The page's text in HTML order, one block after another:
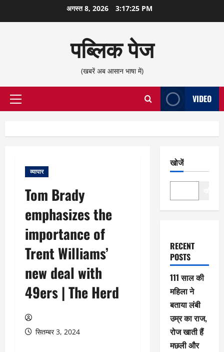
सामग्री
अगस्त 8, 2026 3:17:25 PM
पब्लिक पेज
(खबरें अब आसान भाषा में)
प्राथमिक
VIDEO
व्यापार
Tom Brady
emphasizes the
importance of
Trent Williams’
new deal with
49ers | The Herd
सितम्बर 3, 2024
खोजें
RECENT
POSTS
111 साल की
महिला ने
बताया लंबी
उम्र का राज,
रोज खाती हैं
मछली और